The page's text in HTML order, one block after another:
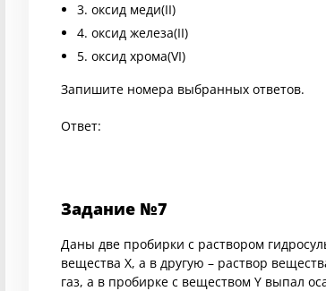
3. оксид меди(II)
4. оксид железа(II)
5. оксид хрома(VI)
Запишите номера выбранных ответов.
Ответ:
Задание №7
Даны две пробирки с раствором
вещества X, а в другую – раствор
газ, а в пробирке с веществом Y выпал